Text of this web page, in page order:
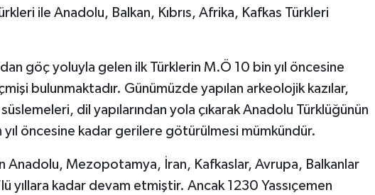
ile Anadolu, Balkan, Kıbrıs, Afrika, Kafkas Türkleri
göç yoluyla gelen ilk Türklerin M.Ö 10 bin yıl öncesine
bulunmaktadır. Günümüzde yapılan arkeolojik kazılar,
dil yapılarından yola çıkarak Anadolu Türklüğünün
yıl öncesine kadar gerilere götürülmesi mümkündür.
Anadolu, Mezopotamya, İran, Kafkaslar, Avrupa, Balkanlar
yıllara kadar devam etmiştir. Ancak 1230 Yassıçemen